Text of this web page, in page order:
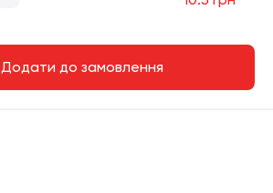
Додати до замовлення